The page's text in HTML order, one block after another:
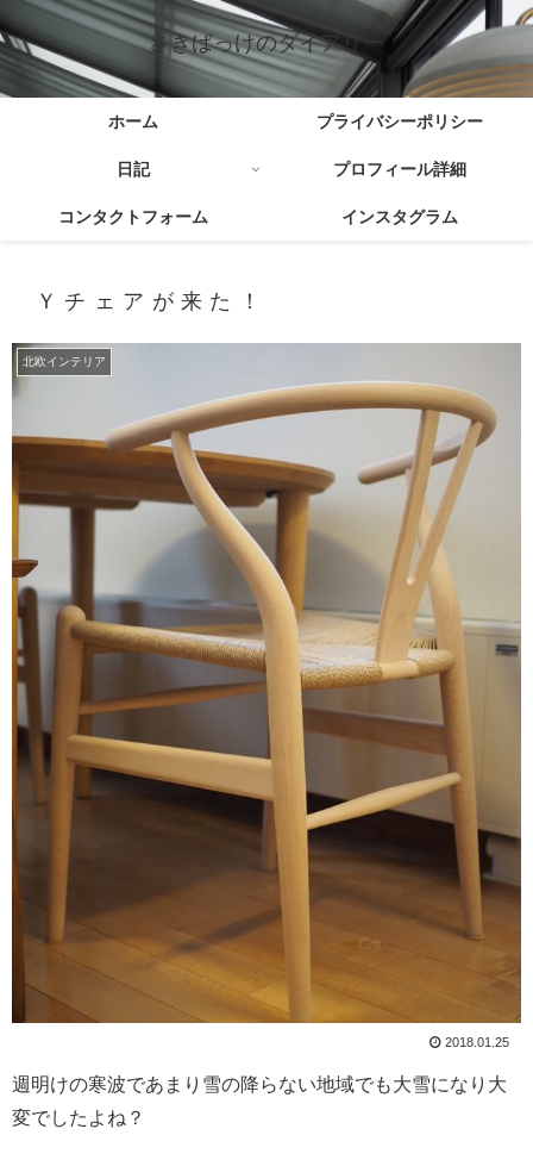
さきばっけのダイアリー
ホーム プライバシーポリシー
日記 プロフィール詳細
コンタクトフォーム インスタグラム
Ｙチェアが来た！
北欧インテリア
2018.01.25
週明けの寒波であまり雪の降らない地域でも大雪になり大
変でしたよね？